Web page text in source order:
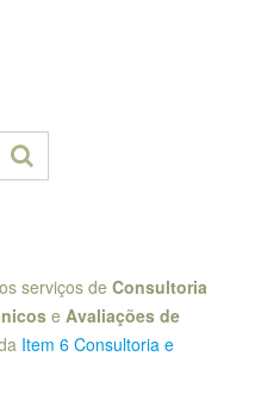
serviços de Consultoria
e Avaliações de
Item 6 Consultoria e